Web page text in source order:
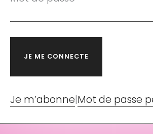
Je m’abonne|Mot de passe